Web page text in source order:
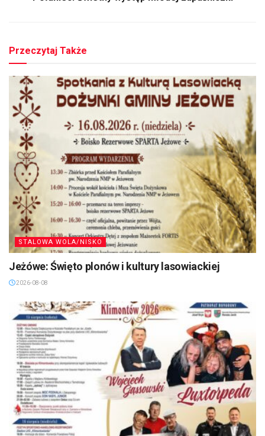
Przeczytaj Także
STALOWA WOLA/NISKO
Jeżówe: Święto plonów i kultury lasowiackiej
2026-08-08